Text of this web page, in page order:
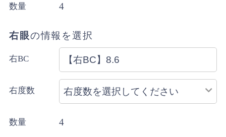
数量 4
右眼の情報を選択
右BC
右度数
数量 4